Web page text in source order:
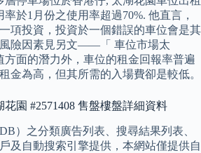
於1月份之使用率超過70%. 他直言，
項投資，投資於一個錯誤的車位會是其
險因素見另文——「 車位市場太
方面的潛力外，車位的租金回報率普遍
金為高，但其所需的入場費卻是較低。
園 #2571408 售盤樓盤詳細資料
）之分類廣告列表、搜尋結果列表、
及自動搜索引擎提供，本網站僅提供自